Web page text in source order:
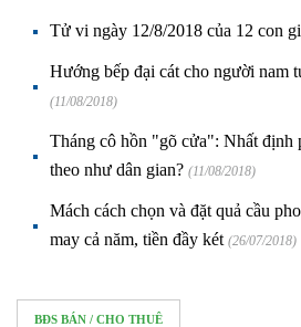
Tử vi ngày 12/8/2018 của 12 con
Hướng bếp đại cát cho người nam
(11/08/2018)
Tháng cô hồn "gõ cửa": Nhất định
theo như dân gian? (11/08/2018)
Mách cách chọn và đặt quả cầu
may cả năm, tiền đầy két (26/07/2018)
BĐS BÁN / CHO THUÊ